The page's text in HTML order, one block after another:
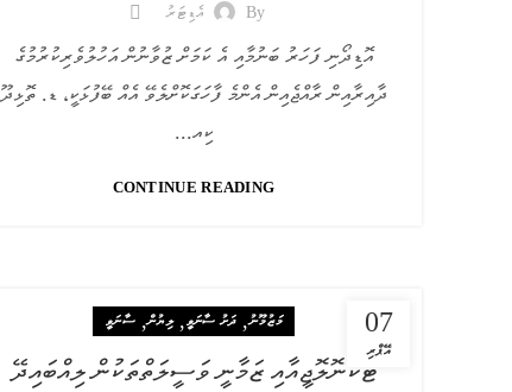
By އެޑިޓަރު
އޮޑިދޯނި ފަހަރު ބަނުމާއި އެ ކަމަށް ޒުވާނުން އަހުލުވެރިކުރުމުގެ
ދާއިރާއިން ރާއްޖެއިން އެންމެ ފާހަގަކޮށްލެވޭ އެއް ބޭފުޅަކީ، ޑ. ތޮޅިދޫ
ކިއ...
CONTINUE READING
07
އޭޕްރި
މަޒުމޫނު,ދަށު ސާނަވީ ,ލިޔުން,ސާނަވީ
ޓެކުނޮލޮޖީއާއި ޒަމާނީ ވަސީލަތްތަކުން ލިއްބައިދޭ